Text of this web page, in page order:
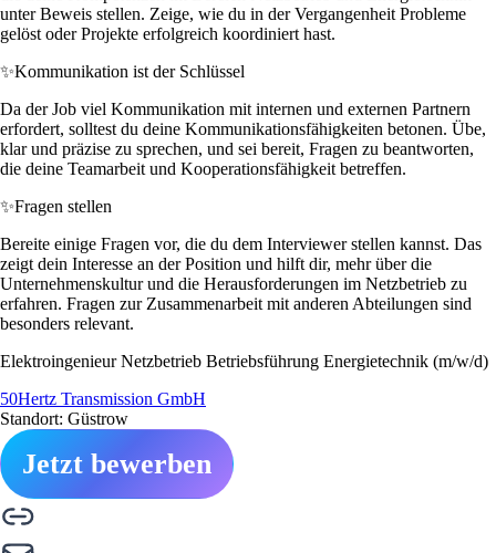
unter Beweis stellen. Zeige, wie du in der Vergangenheit Probleme
gelöst oder Projekte erfolgreich koordiniert hast.
✨Kommunikation ist der Schlüssel
Da der Job viel Kommunikation mit internen und externen Partnern
erfordert, solltest du deine Kommunikationsfähigkeiten betonen. Übe,
klar und präzise zu sprechen, und sei bereit, Fragen zu beantworten,
die deine Teamarbeit und Kooperationsfähigkeit betreffen.
✨Fragen stellen
Bereite einige Fragen vor, die du dem Interviewer stellen kannst. Das
zeigt dein Interesse an der Position und hilft dir, mehr über die
Unternehmenskultur und die Herausforderungen im Netzbetrieb zu
erfahren. Fragen zur Zusammenarbeit mit anderen Abteilungen sind
besonders relevant.
Elektroingenieur Netzbetrieb Betriebsführung Energietechnik (m/w/d)
50Hertz Transmission GmbH
Standort: Güstrow
Jetzt bewerben